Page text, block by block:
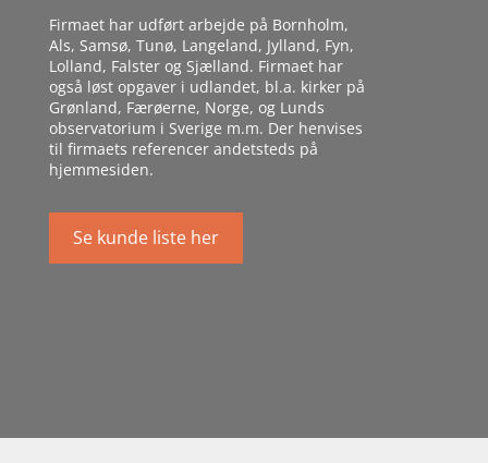
Firmaet har udført arbejde på Bornholm,
Als, Samsø, Tunø, Langeland, Jylland, Fyn,
Lolland, Falster og Sjælland. Firmaet har
også løst opgaver i udlandet, bl.a. kirker på
Grønland, Færøerne, Norge, og Lunds
observatorium i Sverige m.m. Der henvises
til firmaets referencer andetsteds på
hjemmesiden.
Se kunde liste her